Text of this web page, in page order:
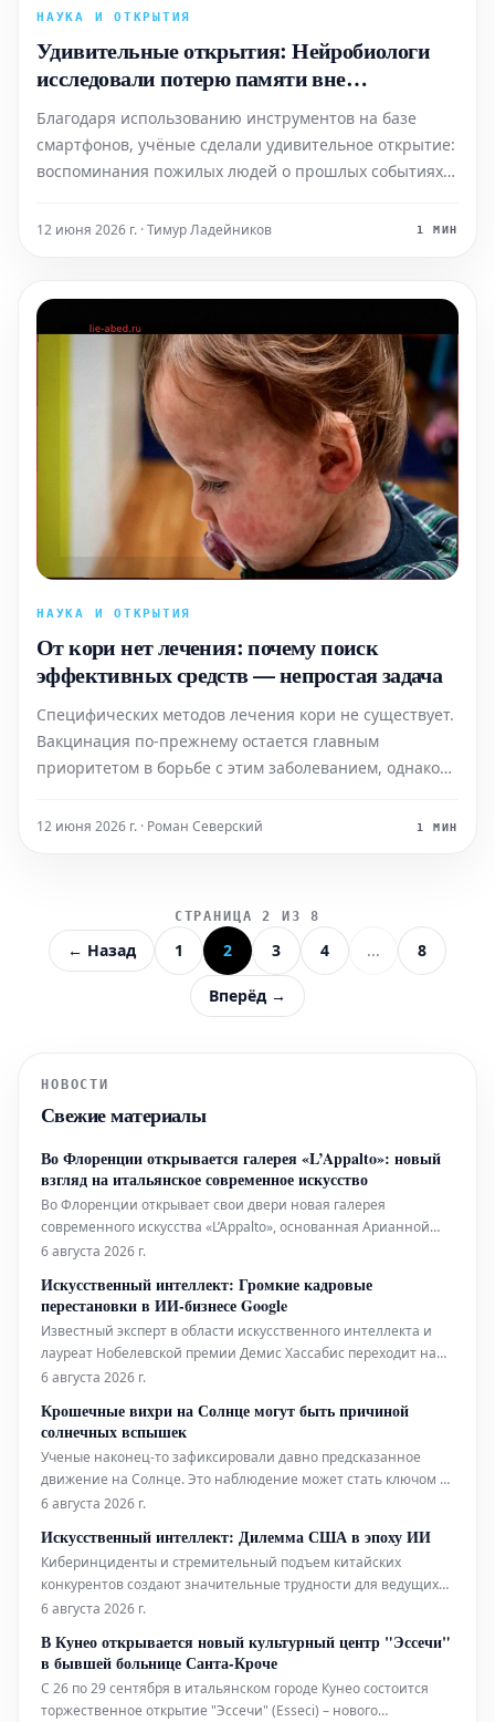
НАУКА И ОТКРЫТИЯ
Удивительные открытия: Нейробиологи
исследовали потерю памяти вне
лаборатории
Благодаря использованию инструментов на базе
смартфонов, учёные сделали удивительное открытие:
воспоминания пожилых людей о прошлых событиях
устойчивыми, чем предполагалось ранее.
12 июня 2026 г. · Тимур Ладейников 1 МИН
НАУКА И ОТКРЫТИЯ
От кори нет лечения: почему поиск
эффективных средств — непростая задача
Специфических методов лечения кори не существует.
Вакцинация по-прежнему остается главным
приоритетом в борьбе с этим заболеванием, однако
поиском медикаментов, способных противостоять
12 июня 2026 г. · Роман Северский 1 МИН
СТРАНИЦА 2 ИЗ 8
← Назад 1 2 3 4 ... 8
Вперёд →
НОВОСТИ
Свежие материалы
Во Флоренции открывается галерея «L’Appalto»: новый
взгляд на итальянское современное искусство
Во Флоренции открывает свои двери новая галерея
современного искусства «L’Appalto», основанная Арианной
Янделли и Лупо Штайнхауслином. Этот проект ставит своей
современного искусства, уделяя особое внимание
формированию связей между местным к
6 августа 2026 г.
Искусственный интеллект: Громкие кадровые
перестановки в ИИ-бизнесе Google
Известный эксперт в области искусственного интеллекта и
лауреат Нобелевской премии Демис Хассабис переходит на
новые должности в Google. Эти изменения являются частью
которых другие руководители также покидают корпорацию. В
частности, Хассаби
6 августа 2026 г.
Крошечные вихри на Солнце могут быть причиной
солнечных вспышек
Ученые наконец-то зафиксировали давно предсказанное
движение на Солнце. Это наблюдение может стать ключом к
пониманию причин мощных солнечных вспышек.
6 августа 2026 г.
Искусственный интеллект: Дилемма США в эпоху ИИ
Киберинциденты и стремительный подъем китайских
конкурентов создают значительные трудности для ведущих
американских компаний в области искусственного
ситуация ставит правительство Соединенных Штатов перед
необходимостью при
6 августа 2026 г.
В Кунео открывается новый культурный центр "Эссечи"
в бывшей больнице Санта-Кроче
С 26 по 29 сентября в итальянском городе Кунео состоится
торжественное открытие "Эссечи" (Esseci) – нового